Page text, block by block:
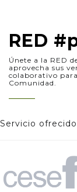
RED
Únete a la RED
aprovecha sus
colaborativo
Comunidad.
Servicio